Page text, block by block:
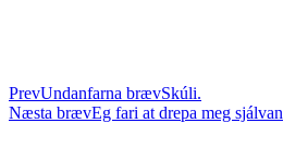
PrevUndanfarna brævSkúli.
Næsta brævEg fari at drepa meg sjálvan